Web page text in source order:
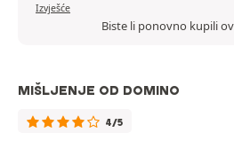
Izvješće
Biste li ponovno kupili
MIŠLJENJE OD DOMINO
4/5